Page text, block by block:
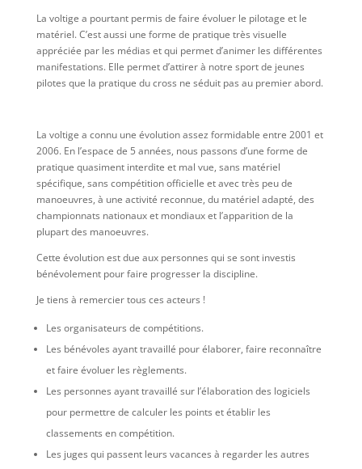
La voltige a pourtant permis de faire évoluer le pilotage et le
matériel. C’est aussi une forme de pratique très visuelle
appréciée par les médias et qui permet d’animer les différentes
manifestations. Elle permet d’attirer à notre sport de jeunes
pilotes que la pratique du cross ne séduit pas au premier abord.
La voltige a connu une évolution assez formidable entre 2001 et
2006. En l’espace de 5 années, nous passons d’une forme de
pratique quasiment interdite et mal vue, sans matériel
spécifique, sans compétition officielle et avec très peu de
manoeuvres, à une activité reconnue, du matériel adapté, des
championnats nationaux et mondiaux et l’apparition de la
plupart des manoeuvres.
Cette évolution est due aux personnes qui se sont investis
bénévolement pour faire progresser la discipline.
Je tiens à remercier tous ces acteurs !
Les organisateurs de compétitions.
Les bénévoles ayant travaillé pour élaborer, faire reconnaître
et faire évoluer les règlements.
Les personnes ayant travaillé sur l’élaboration des logiciels
pour permettre de calculer les points et établir les
classements en compétition.
Les juges qui passent leurs vacances à regarder les autres